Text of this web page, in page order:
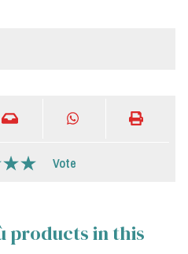
Vote
products in this